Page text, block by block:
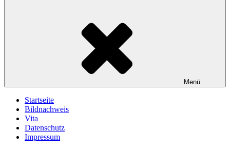
Menü
Startseite
Bildnachweis
Vita
Datenschutz
Impressum